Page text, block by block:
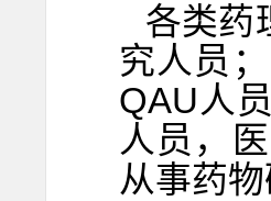
各类药
究人员
QAU人
人员，
从事药